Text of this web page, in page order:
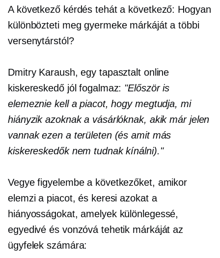
A következő kérdés tehát a következő: Hogyan
különbözteti meg gyermeke márkáját a többi
versenytárstól?
Dmitry Karaush, egy tapasztalt online
kiskereskedő jól fogalmaz: "Először is
elemeznie kell a piacot, hogy megtudja, mi
hiányzik azoknak a vásárlóknak, akik már jelen
vannak ezen a területen (és amit más
kiskereskedők nem tudnak kínálni)."
Vegye figyelembe a következőket, amikor
elemzi a piacot, és keresi azokat a
hiányosságokat, amelyek különlegessé,
egyedivé és vonzóvá tehetik márkáját az
ügyfelek számára: